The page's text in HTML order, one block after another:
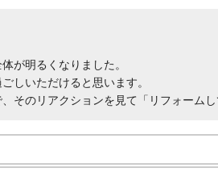
が明るくなりました。
しいただけると思います。
そのリアクションを見て「リフォーム